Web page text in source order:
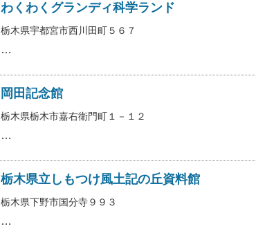
わくわくグランディ科学ランド
栃木県宇都宮市西川田町５６７
…
岡田記念館
栃木県栃木市嘉右衛門町１－１２
…
栃木県立しもつけ風土記の丘資料館
栃木県下野市国分寺９９３
…